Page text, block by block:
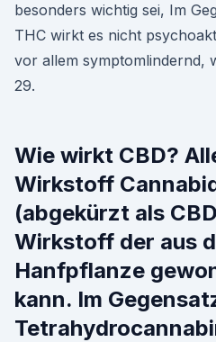
besonders wichtig sei, Im
THC wirkt es nicht
vor allem symptomlindernd,
29.
Wie wirkt CBD?
Wirkstoff
(abgekürzt als
Wirkstoff der aus
Hanfpflanze
kann. Im